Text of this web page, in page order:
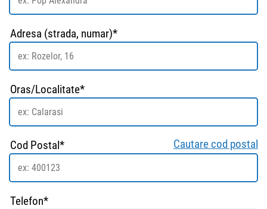
Adresa (strada, numar)*
Oras/Localitate*
Cod Postal* Cautare cod postal
Telefon*